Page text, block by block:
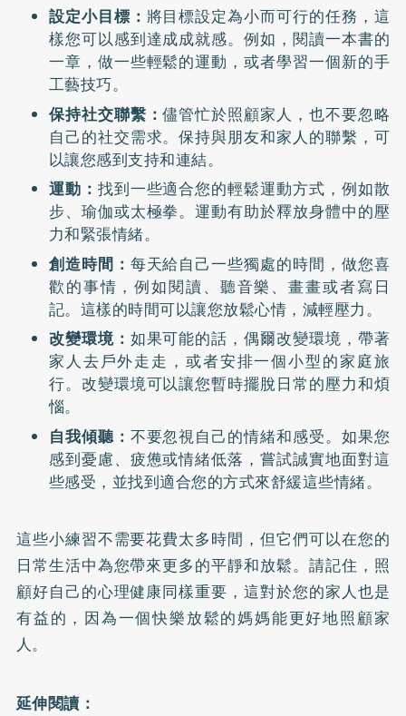
設定小目標： 將目標設定為小而可行的任務，這
樣您可以感到達成成就感。例如，閱讀一本書的
一章，做一些輕鬆的運動，或者學習一個新的手
工藝技巧。
保持社交聯繫：儘管忙於照顧家人，也不要忽略
自己的社交需求。保持與朋友和家人的聯繫，可
以讓您感到支持和連結。
運動： 找到一些適合您的輕鬆運動方式，例如散
步、瑜伽或太極拳。運動有助於釋放身體中的壓
力和緊張情緒。
創造時間： 每天給自己一些獨處的時間，做您喜
歡的事情，例如閱讀、聽音樂、畫畫或者寫日
記。這樣的時間可以讓您放鬆心情，減輕壓力。
改變環境： 如果可能的話，偶爾改變環境，帶著
家人去戶外走走，或者安排一個小型的家庭旅
行。改變環境可以讓您暫時擺脫日常的壓力和煩
惱。
自我傾聽： 不要忽視自己的情緒和感受。如果您
感到憂慮、疲憊或情緒低落，嘗試誠實地面對這
些感受，並找到適合您的方式來舒緩這些情緒。
這些小練習不需要花費太多時間，但它們可以在您的
日常生活中為您帶來更多的平靜和放鬆。請記住，照
顧好自己的心理健康同樣重要，這對於您的家人也是
有益的，因為一個快樂放鬆的媽媽能更好地照顧家
人。
延伸閱讀：